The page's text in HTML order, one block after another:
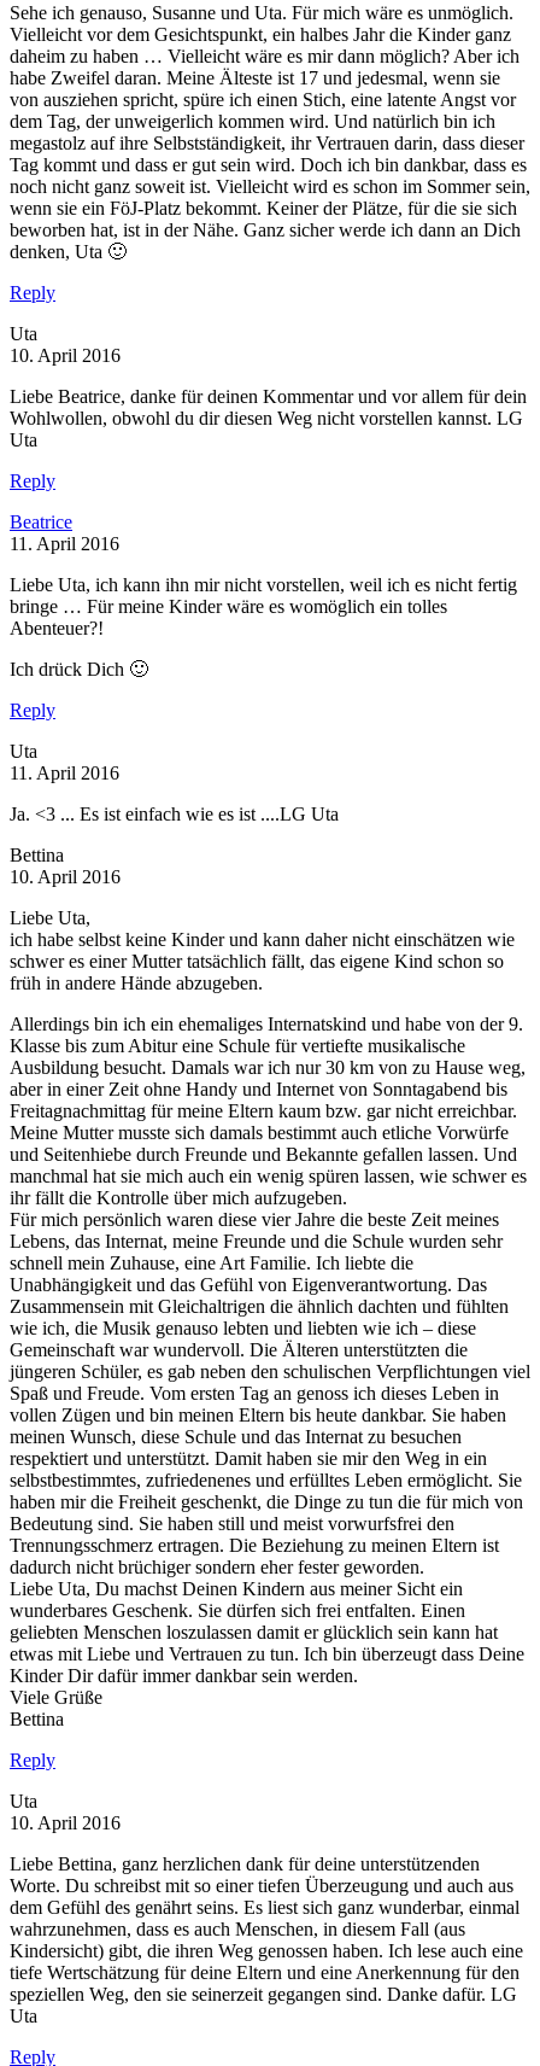
Sehe ich genauso, Susanne und Uta. Für mich wäre es unmöglich.
Vielleicht vor dem Gesichtspunkt, ein halbes Jahr die Kinder ganz
daheim zu haben … Vielleicht wäre es mir dann möglich? Aber ich
habe Zweifel daran. Meine Älteste ist 17 und jedesmal, wenn sie
von ausziehen spricht, spüre ich einen Stich, eine latente Angst vor
dem Tag, der unweigerlich kommen wird. Und natürlich bin ich
megastolz auf ihre Selbstständigkeit, ihr Vertrauen darin, dass dieser
Tag kommt und dass er gut sein wird. Doch ich bin dankbar, dass es
noch nicht ganz soweit ist. Vielleicht wird es schon im Sommer sein,
wenn sie ein FöJ-Platz bekommt. Keiner der Plätze, für die sie sich
beworben hat, ist in der Nähe. Ganz sicher werde ich dann an Dich
denken, Uta 🙂
Reply
Uta
10. April 2016
Liebe Beatrice, danke für deinen Kommentar und vor allem für dein
Wohlwollen, obwohl du dir diesen Weg nicht vorstellen kannst. LG
Uta
Reply
Beatrice
11. April 2016
Liebe Uta, ich kann ihn mir nicht vorstellen, weil ich es nicht fertig
bringe … Für meine Kinder wäre es womöglich ein tolles
Abenteuer?!
Ich drück Dich 🙂
Reply
Uta
11. April 2016
Ja. <3 ... Es ist einfach wie es ist ....LG Uta
Bettina
10. April 2016
Liebe Uta,
ich habe selbst keine Kinder und kann daher nicht einschätzen wie
schwer es einer Mutter tatsächlich fällt, das eigene Kind schon so
früh in andere Hände abzugeben.
Allerdings bin ich ein ehemaliges Internatskind und habe von der 9.
Klasse bis zum Abitur eine Schule für vertiefte musikalische
Ausbildung besucht. Damals war ich nur 30 km von zu Hause weg,
aber in einer Zeit ohne Handy und Internet von Sonntagabend bis
Freitagnachmittag für meine Eltern kaum bzw. gar nicht erreichbar.
Meine Mutter musste sich damals bestimmt auch etliche Vorwürfe
und Seitenhiebe durch Freunde und Bekannte gefallen lassen. Und
manchmal hat sie mich auch ein wenig spüren lassen, wie schwer es
ihr fällt die Kontrolle über mich aufzugeben.
Für mich persönlich waren diese vier Jahre die beste Zeit meines
Lebens, das Internat, meine Freunde und die Schule wurden sehr
schnell mein Zuhause, eine Art Familie. Ich liebte die
Unabhängigkeit und das Gefühl von Eigenverantwortung. Das
Zusammensein mit Gleichaltrigen die ähnlich dachten und fühlten
wie ich, die Musik genauso lebten und liebten wie ich – diese
Gemeinschaft war wundervoll. Die Älteren unterstützten die
jüngeren Schüler, es gab neben den schulischen Verpflichtungen viel
Spaß und Freude. Vom ersten Tag an genoss ich dieses Leben in
vollen Zügen und bin meinen Eltern bis heute dankbar. Sie haben
meinen Wunsch, diese Schule und das Internat zu besuchen
respektiert und unterstützt. Damit haben sie mir den Weg in ein
selbstbestimmtes, zufriedenenes und erfülltes Leben ermöglicht. Sie
haben mir die Freiheit geschenkt, die Dinge zu tun die für mich von
Bedeutung sind. Sie haben still und meist vorwurfsfrei den
Trennungsschmerz ertragen. Die Beziehung zu meinen Eltern ist
dadurch nicht brüchiger sondern eher fester geworden.
Liebe Uta, Du machst Deinen Kindern aus meiner Sicht ein
wunderbares Geschenk. Sie dürfen sich frei entfalten. Einen
geliebten Menschen loszulassen damit er glücklich sein kann hat
etwas mit Liebe und Vertrauen zu tun. Ich bin überzeugt dass Deine
Kinder Dir dafür immer dankbar sein werden.
Viele Grüße
Bettina
Reply
Uta
10. April 2016
Liebe Bettina, ganz herzlichen dank für deine unterstützenden
Worte. Du schreibst mit so einer tiefen Überzeugung und auch aus
dem Gefühl des genährt seins. Es liest sich ganz wunderbar, einmal
wahrzunehmen, dass es auch Menschen, in diesem Fall (aus
Kindersicht) gibt, die ihren Weg genossen haben. Ich lese auch eine
tiefe Wertschätzung für deine Eltern und eine Anerkennung für den
speziellen Weg, den sie seinerzeit gegangen sind. Danke dafür. LG
Uta
Reply